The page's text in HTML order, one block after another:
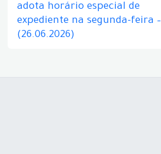
adota horário especial de
expediente na segunda-feira –
(26.06.2026)